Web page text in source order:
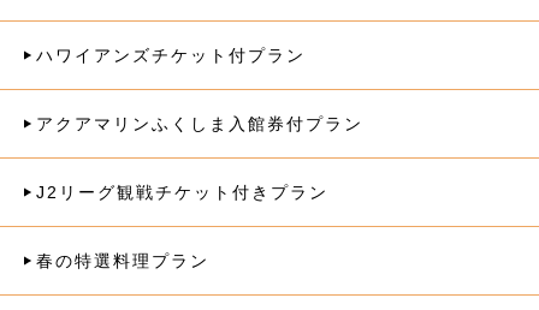
ハワイアンズチケット付プラン
アクアマリンふくしま入館券付プラン
J2リーグ観戦チケット付きプラン
春の特選料理プラン